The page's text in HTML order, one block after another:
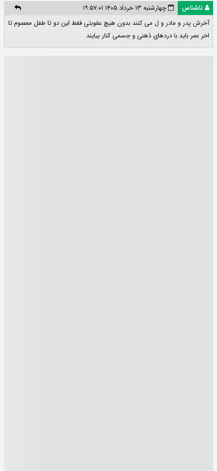
ناشناس
چهارشنبه ۱۳ خرداد ۱۴۰۵ ۱۹:۵۷:۰۱
آخرش پدر و مادر و ل می کنند بدون هیچ عقوبتی فقط این دو تا طفل معصوم تا
اخر عمر باید با دردهای ذهنی و جسمی کنار بیایند